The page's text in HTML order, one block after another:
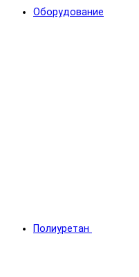
Оборудование
Полиуретан